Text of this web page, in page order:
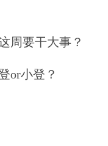
低迷，加速了
。伴随着新
被抽走，投
周要干大事？
or小登？